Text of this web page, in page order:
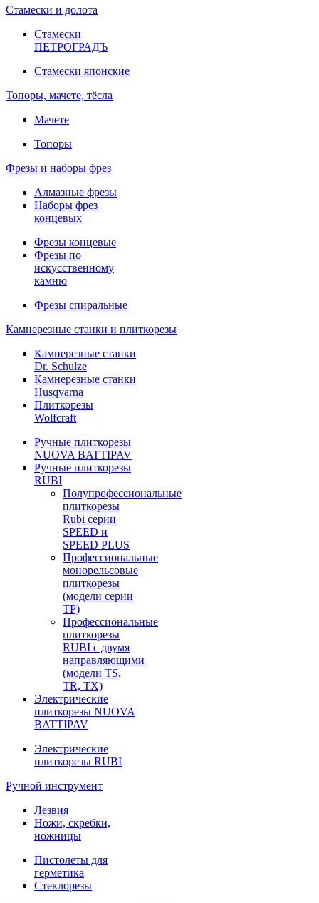
Стамески и долота
Стамески
ПЕТРОГРАДЪ
Стамески японские
Топоры, мачете, тёсла
Мачете
Топоры
Фрезы и наборы фрез
Алмазные фрезы
Наборы фрез
концевых
Фрезы концевые
Фрезы по
искусственному
камню
Фрезы спиральные
Камнерезные станки и плиткорезы
Камнерезные станки
Dr. Schulze
Камнерезные станки
Husqvarna
Плиткорезы
Wolfcraft
Ручные плиткорезы
NUOVA BATTIPAV
Ручные плиткорезы
RUBI
Полупрофессиональные
плиткорезы
Rubi серии
SPEED и
SPEED PLUS
Профессиональные
монорельсовые
плиткорезы
(модели серии
TP)
Профессиональные
плиткорезы
RUBI с двумя
направляющими
(модели TS,
TR, TX)
Электрические
плиткорезы NUOVA
BATTIPAV
Электрические
плиткорезы RUBI
Ручной инструмент
Лезвия
Ножи, скребки,
ножницы
Пистолеты для
герметика
Стеклорезы